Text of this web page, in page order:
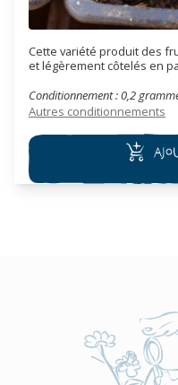
Cette variété produit des
et légèrement côtelés en
saveur, riche et douce.
saison.
Conditionnement : 0,2
Autres conditionnements